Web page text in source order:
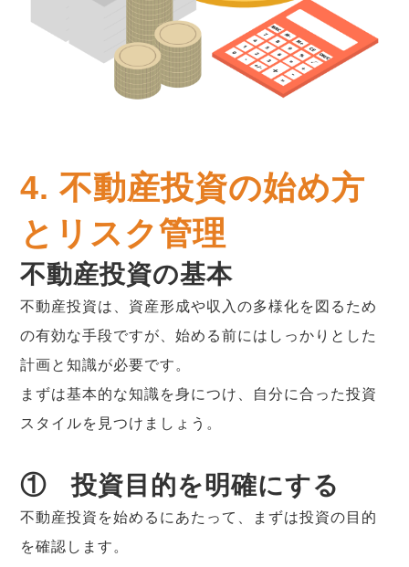
4. 不動産投資の始め方
とリスク管理
不動産投資の基本
不動産投資は、資産形成や収入の多様化を図るため
の有効な手段ですが、始める前にはしっかりとした
計画と知識が必要です。
まずは基本的な知識を身につけ、自分に合った投資
スタイルを見つけましょう。
①投資目的を明確にする
不動産投資を始めるにあたって、まずは投資の目的
を確認します。